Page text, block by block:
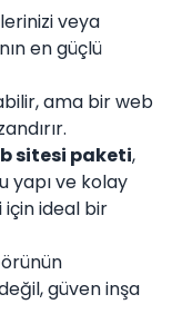
veya
en güçlü
ama bir web
sitesi paketi,
yapı ve kolay
ideal bir
güven inşa